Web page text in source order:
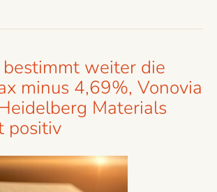
weiter die
minus 4,69%, Vonovia
Materials
positiv